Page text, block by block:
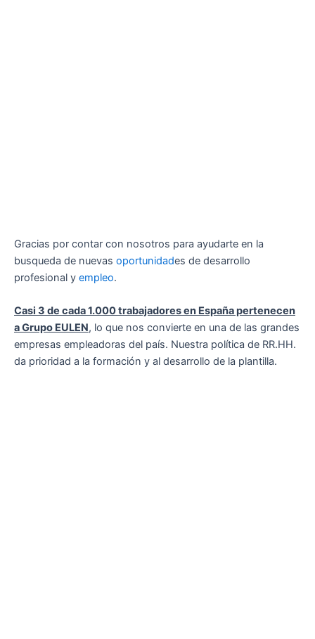
Gracias por contar con nosotros para ayudarte en la
busqueda de nuevas oportunidades de desarrollo
profesional y empleo.
Casi 3 de cada 1.000 trabajadores en España pertenecen
a Grupo EULEN, lo que nos convierte en una de las grandes
empresas empleadoras del país. Nuestra política de RR.HH.
da prioridad a la formación y al desarrollo de la plantilla.